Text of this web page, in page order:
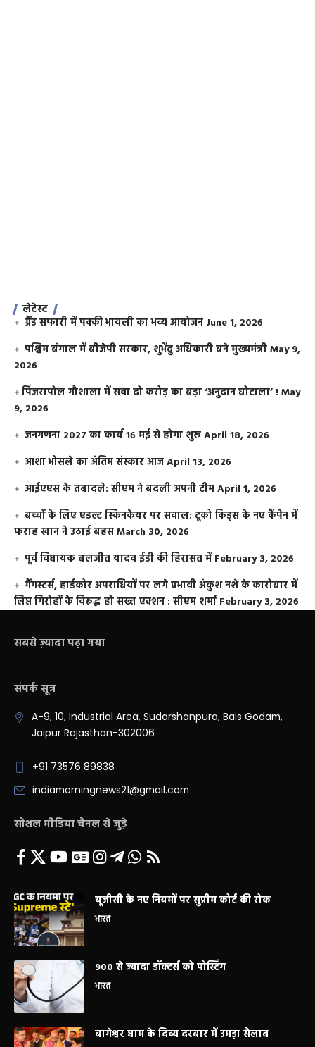
लेटेस्ट
ग्रैंड सफारी में पक्की भायली का भव्य आयोजन June 1, 2026
पश्चिम बंगाल में बीजेपी सरकार, शुभेंदु अधिकारी बने मुख्यमंत्रीMay 9,
2026
​पिंजरापोल गौशाला में सवा दो करोड़ का बड़ा ‘अनुदान घोटाला’ !May
9, 2026
जनगणना 2027 का कार्य 16 मई से होगा शुरूApril 18, 2026
आशा भोसले का अंतिम संस्कार आजApril 13, 2026
आईएएस के तबादले: सीएम ने बदली अपनी टीमApril 1, 2026
बच्चों के लिए एडल्ट स्किनकेयर पर सवाल: टूको किड्स के नए कैंपेन में
फराह खान ने उठाई बहसMarch 30, 2026
पूर्व विधायक बलजीत यादव ईडी की हिरासत में February 3, 2026
गैंगस्टर्स, हार्डकोर अपराधियों पर लगे प्रभावी अंकुश नशे के कारोबार में
लिप्त गिरोहों के विरूद्ध हो सख्त एक्शन : सीएम शर्मा February 3, 2026
सबसे ज़्यादा पढ़ा गया
संपर्क सूत्र
A-9, 10, Industrial Area, Sudarshanpura, Bais Godam,
Jaipur Rajasthan-302006
+91 73576 89838
indiamorningnews21@gmail.com
सोशल मीडिया चैनल से जुड़े
यूजीसी के नए नियमों पर सुप्रीम कोर्ट की रोक
भारत
900 से ज्यादा डॉक्टर्स को पोस्टिंग
भारत
बागेश्वर धाम के दिव्य दरबार में उमड़ा सैलाब